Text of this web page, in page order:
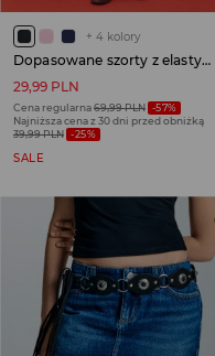
+ 4 kolory
Dopasowane szorty z elastycznej dzianiny ULTRAFLEX czarne
29,99 PLN
Cena regularna69,99 PLN -57%
Najniższa cena z 30 dni przed obniżką
39,99 PLN -25%
SALE